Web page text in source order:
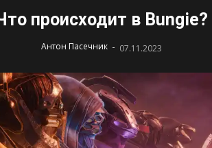
происходит в Bungie?
Антон Пасечник - 07.11.2023